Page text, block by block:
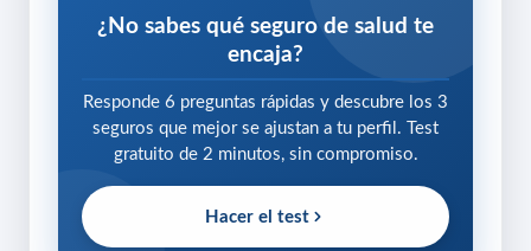
¿No sabes qué seguro de salud te
encaja?
Responde 6 preguntas rápidas y descubre los 3
seguros que mejor se ajustan a tu perfil. Test
gratuito de 2 minutos, sin compromiso.
Hacer el test